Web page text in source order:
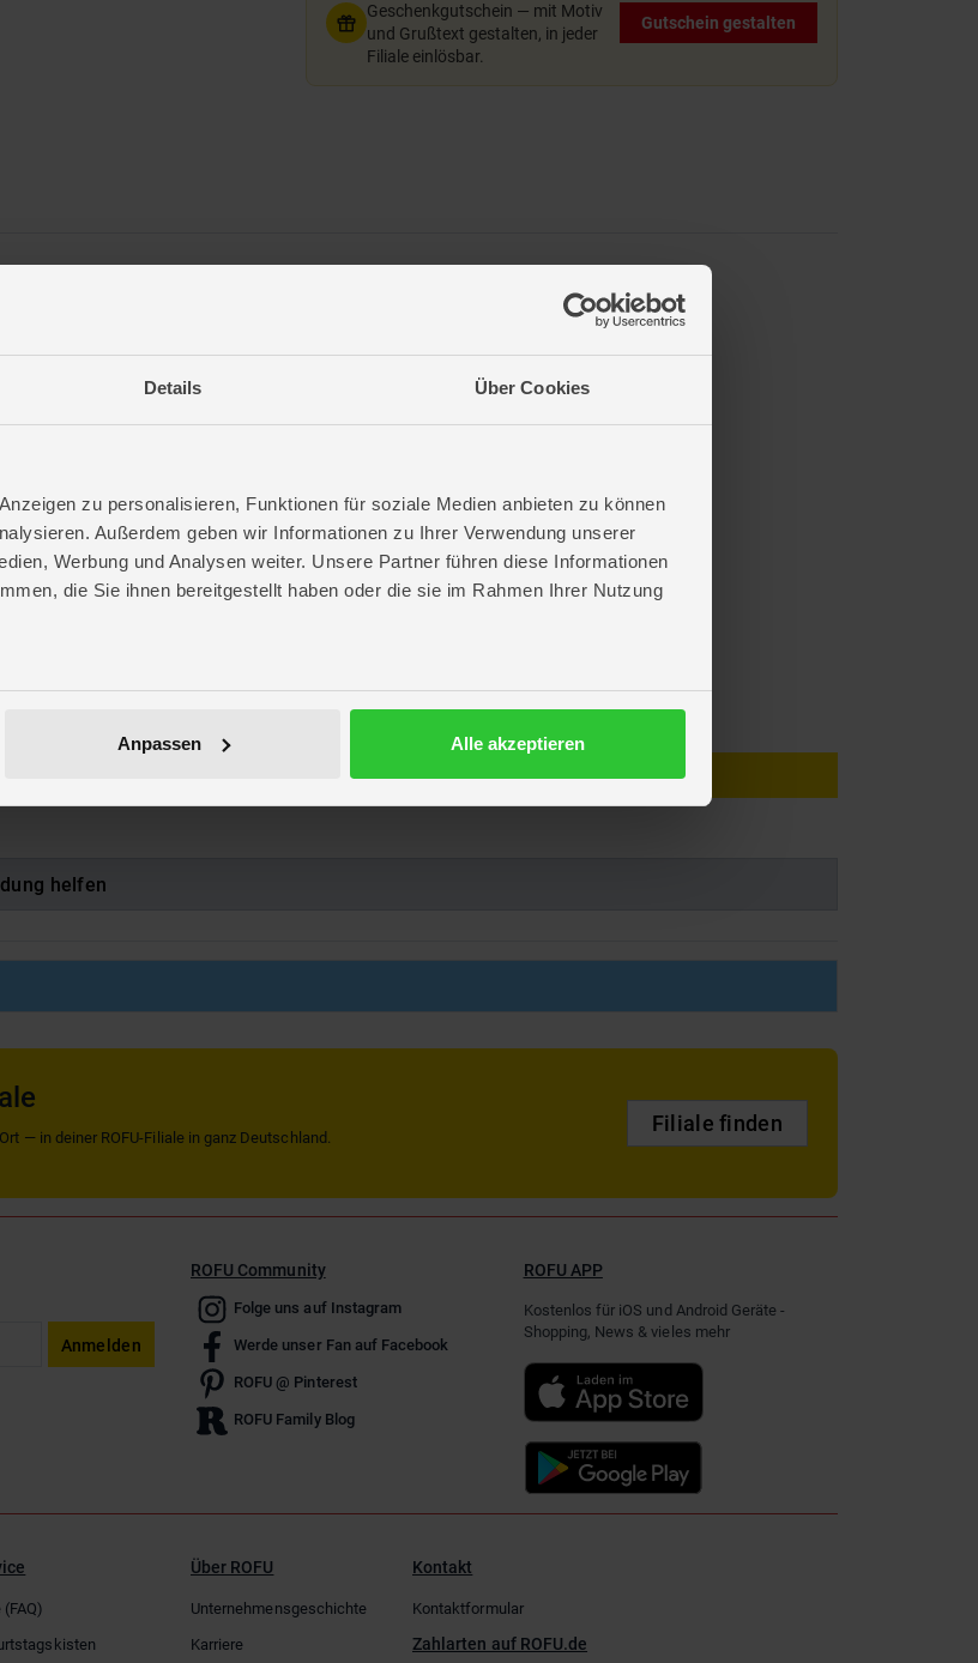
Details Über Cookies
zu personalisieren, Funktionen für soziale Medien anbieten zu können
Außerdem geben wir Informationen zu Ihrer Verwendung unserer
Werbung und Analysen weiter. Unsere Partner führen diese Informationen
die Sie ihnen bereitgestellt haben oder die sie im Rahmen Ihrer Nutzung
Anpassen Alle akzeptieren
Geschenkgutschein — mit Motiv
und Grußtext gestalten, in jeder
Filiale einlösbar.
Gutschein gestalten
helfen
— in deiner ROFU-Filiale in ganz Deutschland.
Filiale finden
Anmelden
ROFU Community
Folge uns auf Instagram
Werde unser Fan auf Facebook
ROFU @ Pinterest
ROFU Family Blog
ROFU APP
Kostenlos für iOS und Android Geräte -
Shopping, News & vieles mehr
Über ROFU
Unternehmensgeschichte
Karriere
Kontakt
Kontaktformular
Zahlarten auf ROFU.de